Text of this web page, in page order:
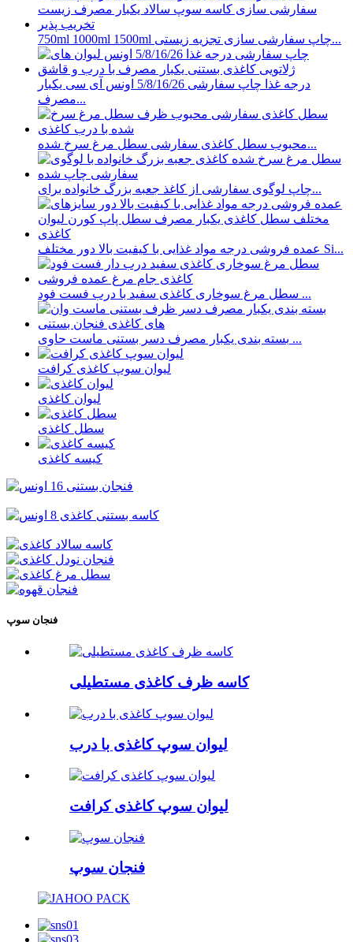
750ml 1000ml 1500ml چاپ سفارشی سازی تجزیه زیستی...
درجه غذا چاپ سفارشی 5/8/16/26 اونس آی سی یکبار
مصرف...
محبوب سطل کاغذی سفارشی سطل مرغ سرخ شده...
چاپ لوگوی سفارشی از کاغذ جعبه بزرگ خانواده برای...
عمده فروشی درجه مواد غذایی با کیفیت بالا دور مختلف Si...
سطل مرغ سوخاری کاغذی سفید با درب فست فود ...
بسته بندی یکبار مصرف دسر بستنی ماست حاوی ...
لیوان سوپ کاغذی کرافت
لیوان کاغذی
سطل کاغذی
کیسه کاغذی
فنجان سوپ
کاسه ظرف کاغذی مستطیلی
لیوان سوپ کاغذی با درب
لیوان سوپ کاغذی کرافت
فنجان سوپ